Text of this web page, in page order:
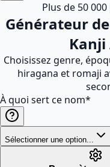
Plus de 50
Générateur
Choisissez genre,
hiragana et romaji
À quoi sert ce nom*
Sélectionner une option...